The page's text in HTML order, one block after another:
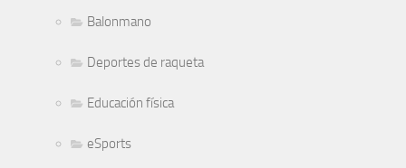
Balonmano
Deportes de raqueta
Educación física
eSports